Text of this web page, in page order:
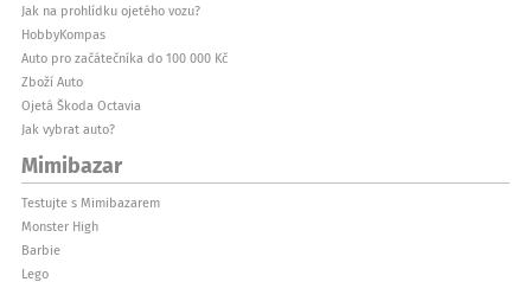
Jak na prohlídku ojetého vozu?
HobbyKompas
Auto pro začátečníka do 100 000 Kč
Zboží Auto
Ojetá Škoda Octavia
Jak vybrat auto?
Mimibazar
Testujte s Mimibazarem
Monster High
Barbie
Lego